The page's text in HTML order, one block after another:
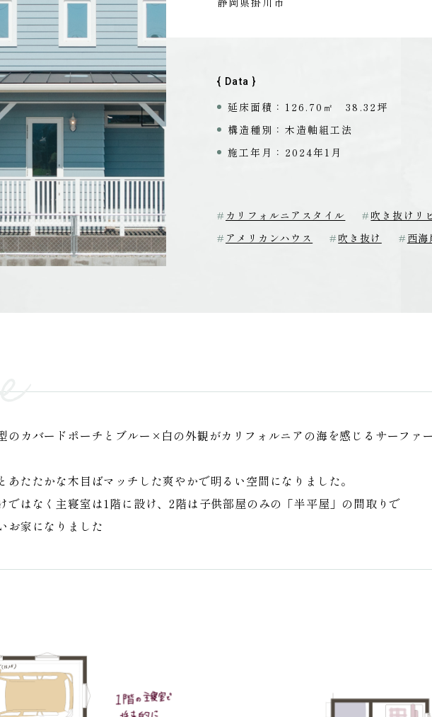
{ Data }
延床面積：126.70㎡ 38.32坪
構造種別：木造軸組工法
施工年月：2024年1月
カリフォルニアスタイル 吹き抜けリ
アメリカンハウス
吹き抜け 西海
のカバードポーチとブルー×白の外観がカリフォルニアの海を感じるサーファ
あたたかな木目ばマッチした爽やかで明るい空間になりました。
ではなく主寝室は1階に設け、2階は子供部屋のみの「半平屋」の間取りで
お家になりました